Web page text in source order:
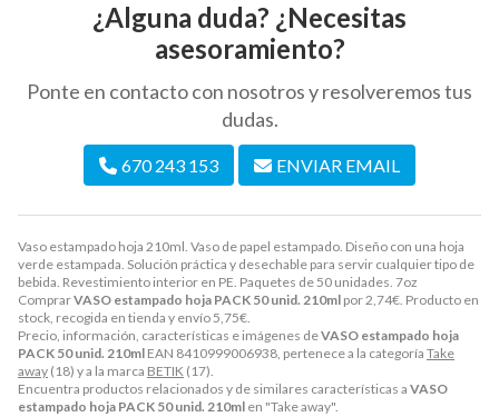
Vaso estampado hoja 210ml. Vaso de papel estampado. Diseño con una hoja
verde estampada. Solución práctica y desechable para servir cualquier tipo de
bebida. Revestimiento interior en PE. Paquetes de 50 unidades. 7oz
ComprarVASO estampado hoja PACK 50 unid. 210ml por2,74€. Producto en
stock, recogida en tienda y envío5,75€.
Precio, información, características e imágenes deVASO estampado hoja
PACK 50 unid. 210ml EAN 8410999006938, pertenece a la categoría Take
away (18) y a la marca BETIK (17).
Encuentra productos relacionados y de similares características a VASO
estampado hoja PACK 50 unid. 210ml en "Take away".
¿Alguna duda? ¿Necesitas
asesoramiento?
Ponte en contacto con nosotros y resolveremos tus
dudas.
670 243 153 ENVIAR EMAIL